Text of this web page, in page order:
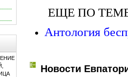
ЕЩЕ ПО
Антология
Новости